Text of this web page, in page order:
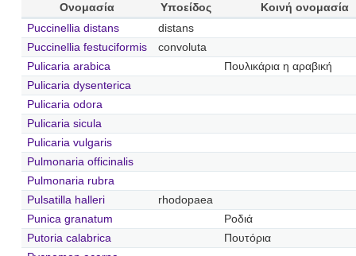
Ονομασία Υποείδος
Κοινή ονομασία
Puccinellia distans
distans
Puccinellia festuciformis
convoluta
Pulicaria arabica
Πουλικάρια η αραβική
Pulicaria dysenterica
Pulicaria odora
Pulicaria sicula
Pulicaria vulgaris
Pulmonaria officinalis
Pulmonaria rubra
Pulsatilla halleri
rhodopaea
Punica granatum
Ροδιά
Putoria calabrica
Πουτόρια